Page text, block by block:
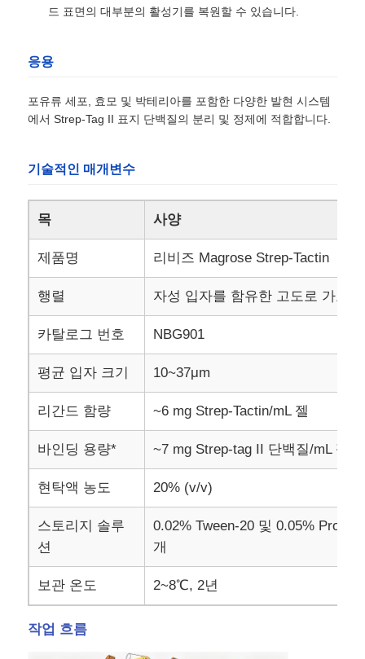
홈
제품
드 표면의 대부분의 활성기를 복원할 수 있습니다.
응용
포유류 세포, 효모 및 박테리아를 포함한 다양한 발현 시스템
에서 Strep-Tag II 표지 단백질의 분리 및 정제에 적합합니다.
기술적인 매개변수
목 사양
제품명 리비즈 Magrose Strep-Tactin
행렬 자성 입자를 함유한 고도로 가교
카탈로그 번호 NBG901
평균 입자 크기 10~37μm
리간드 함량 ~6 mg Strep-Tactin/mL 젤
바인딩 용량* ~7 mg Strep-tag II 단백질/mL 젤
현탁액 농도 20% (v/v)
스토리지 솔루
션
0.02% Tween-20 및 0.05%
개
보관 온도 2~8℃, 2년
작업 흐름